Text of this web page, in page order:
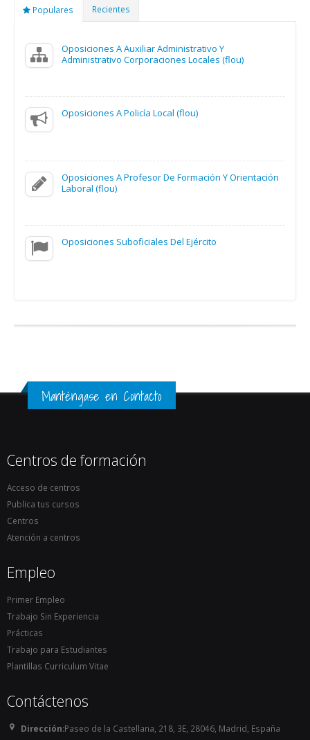
Populares Recientes
Oposiciones A Auxiliar Administrativo Y
Administrativo Corporaciones Locales (flou)
Oposiciones A Policía Local (flou)
Oposiciones A Profesor De Formación Y Orientación
Laboral (flou)
Oposiciones Suboficiales Del Ejército
Manténgase en Contacto
Centros de formación
Acceso de centros
Publica tus cursos
Centros
Atención a centros
Empleo
Primer Empleo
Trabajo Sin Experiencia
Prácticas
Trabajo para Estudiantes
Plantillas Curriculum Vitae
Contáctenos
Dirección:Paseo de la Castellana, 218, 3E, 28046, Madrid, España